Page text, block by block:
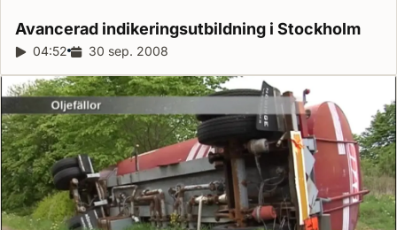
Avancerad indikeringsutbildning i Stockholm
Reportagelängd:
04:52 Releasedatum:
30 sep. 2008